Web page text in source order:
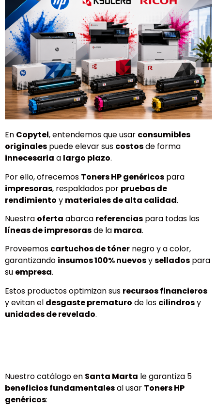
En Copytel, entendemos que usar consumibles
originales puede elevar sus costosde forma
innecesaria a largo plazo.
Por ello, ofrecemos Toners HP genéricos para
impresoras, respaldados por pruebas de
rendimiento y materiales de alta calidad.
Nuestra oferta abarca referencias para todas las
líneas de impresorasde la marca.
Proveemos cartuchos de tóner negro y a color,
garantizando insumos 100% nuevosysellados para
su empresa.
Estos productos optimizan sus recursos financieros
y evitan el desgaste prematuro de los cilindrosy
unidades de revelado.
Nuestro catálogo en Santa Marta le garantiza 5
beneficios fundamentalesal usar Toners HP
genéricos: